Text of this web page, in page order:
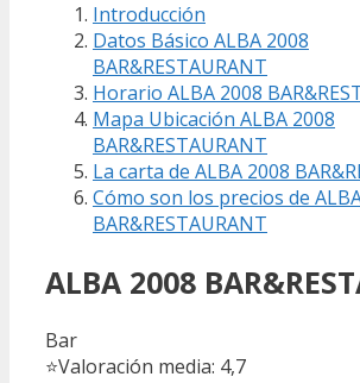
Introducción
Datos Básico ALBA 2008
BAR&RESTAURANT
Horario ALBA 2008
Mapa Ubicación ALBA 2008
BAR&RESTAURANT
La carta de ALBA 2008
Cómo son los precios de
BAR&RESTAURANT
ALBA 2008
Bar
⭐Valoración media: 4,7